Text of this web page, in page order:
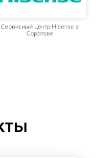
Сервисный центр Hisense в
Саратове